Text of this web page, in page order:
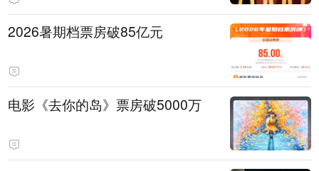
2026暑期档票房破85亿元
电影《去你的岛》票房破5000万